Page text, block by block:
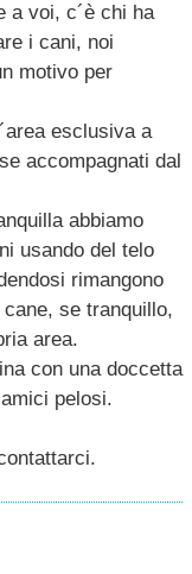
a voi, c´è chi ha
i cani, noi
motivo per
esclusiva a
accompagnati dal
abbiamo
usando del telo
rimangono
se tranquillo,
area.
con una doccetta
pelosi.